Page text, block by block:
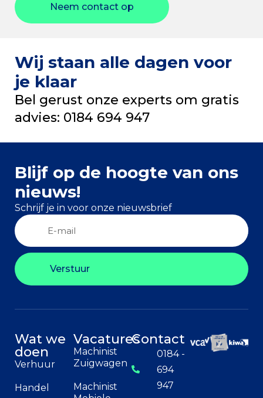
Neem contact op
Wij staan alle dagen voor
je klaar
Bel gerust onze experts om gratis
advies: 0184 694 947
Blijf op de hoogte van ons
nieuws!
Schrijf je in voor onze nieuwsbrief
Verstuur
Wat we
doen
Verhuur
Handel
Vacatures
Machinist
Zuigwagen
Machinist
Contact
0184 -
694
947